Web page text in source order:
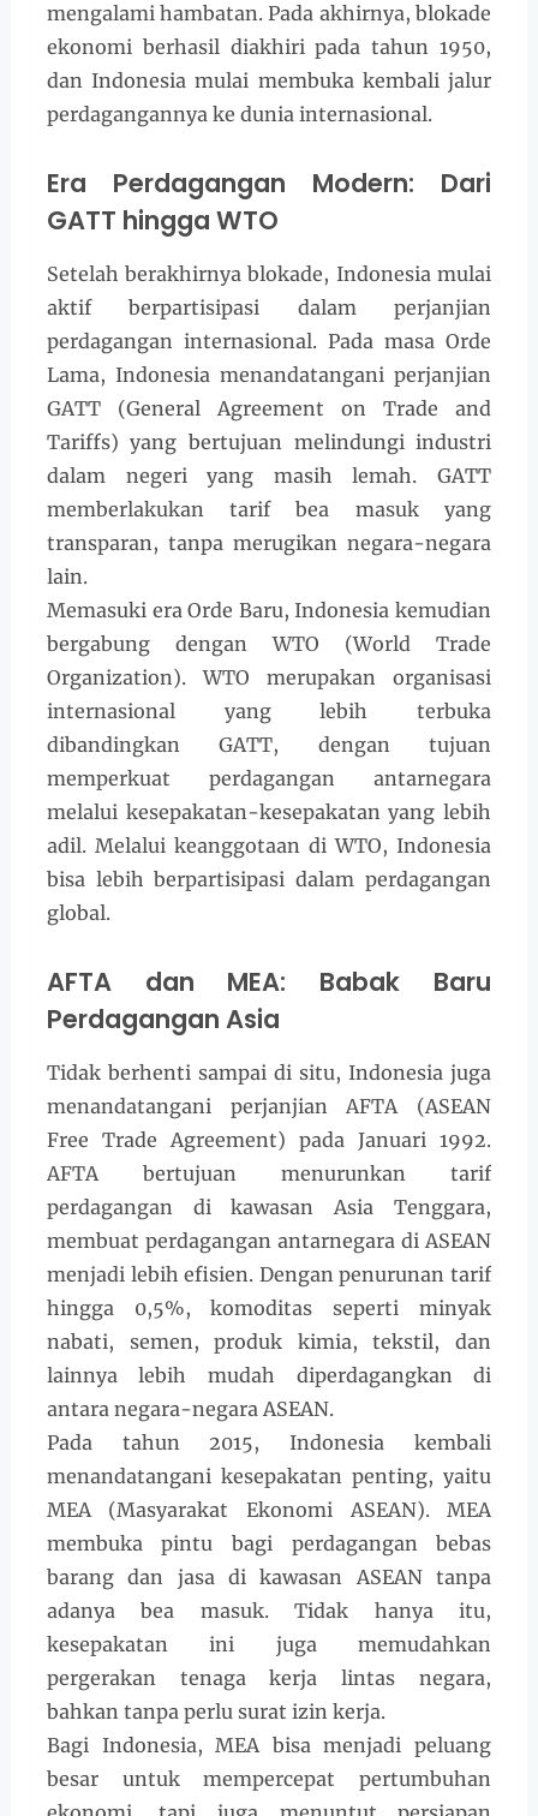
mengalami hambatan. Pada akhirnya, blokade
ekonomi berhasil diakhiri pada tahun 1950,
dan Indonesia mulai membuka kembali jalur
perdagangannya ke dunia internasional.
Era Perdagangan Modern: Dari
GATT hingga WTO
Setelah berakhirnya blokade, Indonesia mulai
aktif berpartisipasi dalam perjanjian
perdagangan internasional. Pada masa Orde
Lama, Indonesia menandatangani perjanjian
GATT (General Agreement on Trade and
Tariffs) yang bertujuan melindungi industri
dalam negeri yang masih lemah. GATT
memberlakukan tarif bea masuk yang
transparan, tanpa merugikan negara-negara
lain.
Memasuki era Orde Baru, Indonesia kemudian
bergabung dengan WTO (World Trade
Organization). WTO merupakan organisasi
internasional yang lebih terbuka
dibandingkan GATT, dengan tujuan
memperkuat perdagangan antarnegara
melalui kesepakatan-kesepakatan yang lebih
adil. Melalui keanggotaan di WTO, Indonesia
bisa lebih berpartisipasi dalam perdagangan
global.
AFTA dan MEA: Babak Baru
Perdagangan Asia
Tidak berhenti sampai di situ, Indonesia juga
menandatangani perjanjian AFTA (ASEAN
Free Trade Agreement) pada Januari 1992.
AFTA bertujuan menurunkan tarif
perdagangan di kawasan Asia Tenggara,
membuat perdagangan antarnegara di ASEAN
menjadi lebih efisien. Dengan penurunan tarif
hingga 0,5%, komoditas seperti minyak
nabati, semen, produk kimia, tekstil, dan
lainnya lebih mudah diperdagangkan di
antara negara-negara ASEAN.
Pada tahun 2015, Indonesia kembali
menandatangani kesepakatan penting, yaitu
MEA (Masyarakat Ekonomi ASEAN). MEA
membuka pintu bagi perdagangan bebas
barang dan jasa di kawasan ASEAN tanpa
adanya bea masuk. Tidak hanya itu,
kesepakatan ini juga memudahkan
pergerakan tenaga kerja lintas negara,
bahkan tanpa perlu surat izin kerja.
Bagi Indonesia, MEA bisa menjadi peluang
besar untuk mempercepat pertumbuhan